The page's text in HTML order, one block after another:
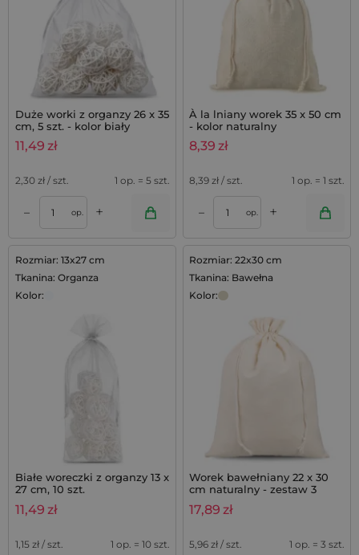
Duże worki z organzy 26 x 35
cm, 5 szt. - kolor biały
11,49 zł
2,30 zł / szt. 1 op. = 5 szt.
– op. +
À la lniany worek 35 x 50 cm
- kolor naturalny
8,39 zł
8,39 zł / szt. 1 op. = 1 szt.
– op. +
Rozmiar: 13x27 cm
Tkanina: Organza
Kolor:
Białe woreczki z organzy 13 x
27 cm, 10 szt.
11,49 zł
1,15 zł / szt. 1 op. = 10 szt.
Rozmiar: 22x30 cm
Tkanina: Bawełna
Kolor:
Worek bawełniany 22 x 30
cm naturalny - zestaw 3
sztuk
17,89 zł
5,96 zł / szt. 1 op. = 3 szt.